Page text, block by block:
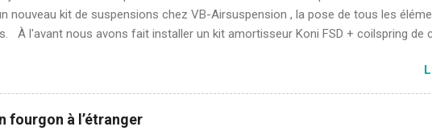
nouveau kit de suspensions chez VB-Airsuspension , la pose de tous les
À l'avant nous avons fait installer un kit amortisseur Koni FSD + coilspring de
que nous avions. En effet, Poclain avait installé une cale au sommet du
effet de rehausser le véhicule de 4cm mais aussi de durcir sa suspension et
amortisseur Koni FSD permet d'adapter son amortissement en fonction de l'état
de la taule ondulé par exemple. Le coilspring quand à lui est plus grand et
fourgon à l’étranger